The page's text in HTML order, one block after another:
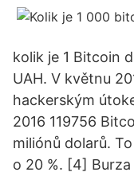
kolik je 1 Bitcoin
UAH. V květnu
hackerským
2016 119756
miliónů dolarů.
o 20 %. [4]